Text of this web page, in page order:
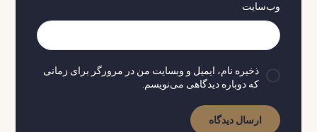
وب‌سایت
ذخیره نام، ایمیل و وبسایت من در مرورگر برای زمانی
که دوباره دیدگاهی می‌نویسم.